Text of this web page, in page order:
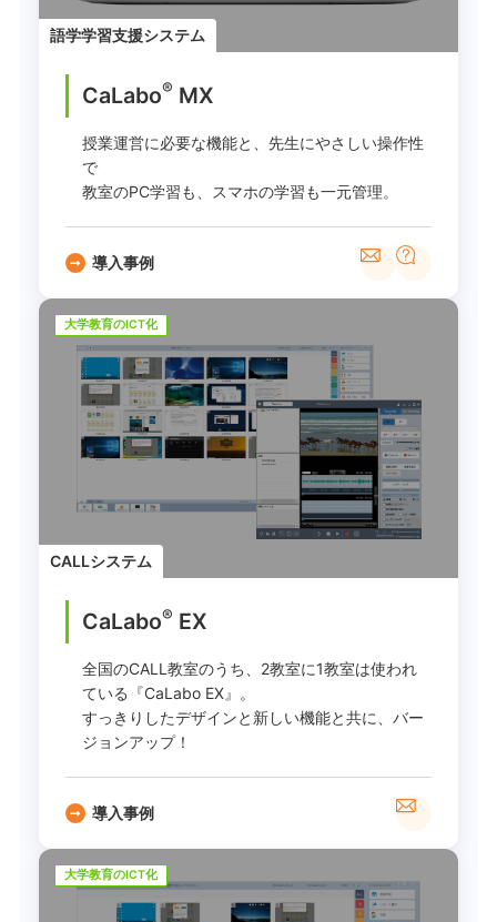
語学学習支援システム
CaLabo® MX
授業運営に必要な機能と、先生にやさしい操作性
で
教室のPC学習も、スマホの学習も一元管理。
導入事例
大学教育のICT化
CALLシステム
CaLabo® EX
全国のCALL教室のうち、2教室に1教室は使われ
ている『CaLabo EX』。
すっきりしたデザインと新しい機能と共に、バー
ジョンアップ！
導入事例
大学教育のICT化